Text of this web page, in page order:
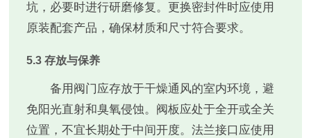
坑，必要时进行研磨修复。更换密封件时应使用
原装配套产品，确保材质和尺寸符合要求。
5.3 存放与保养
备用阀门应存放于干燥通风的室内环境，避
免阳光直射和臭氧侵蚀。阀板应处于全开或全关
位置，不宜长期处于中间开度。法兰接口应使用